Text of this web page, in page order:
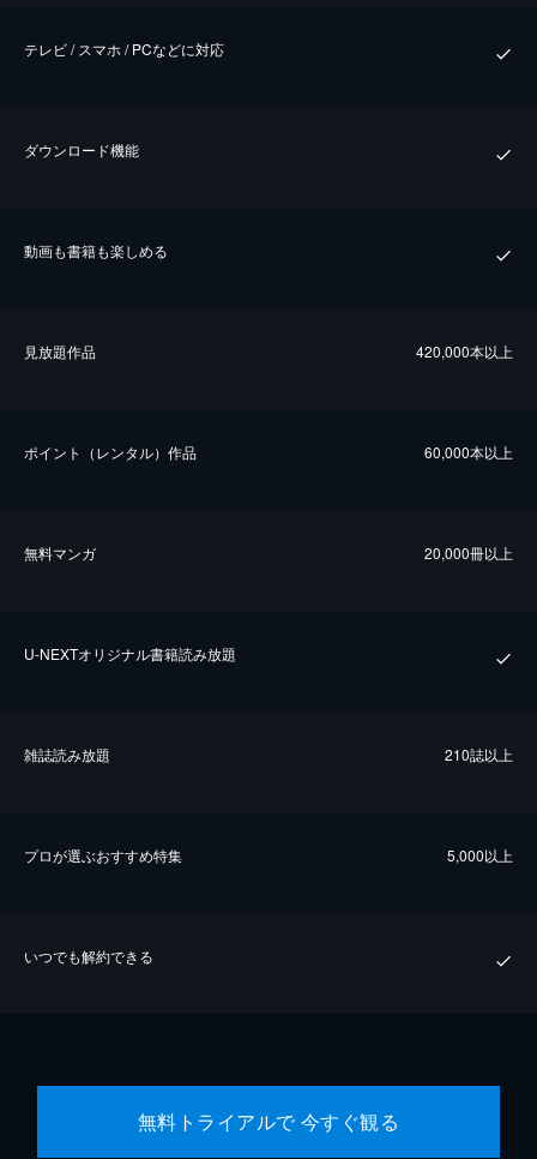
テレビ / スマホ / PCなどに対応
ダウンロード機能
動画も書籍も楽しめる
⾒放題作品 420,000本以上
ポイント（レンタル）作品 60,000本以上
無料マンガ 20,000冊以上
U-NEXTオリジナル書籍読み放題
雑誌読み放題 210誌以上
プロが選ぶおすすめ特集 5,000以上
いつでも解約できる
無料トライアルで 今すぐ観る